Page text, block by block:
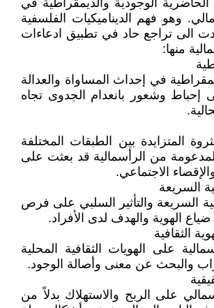
الحاضرية الوجودية والديمقراطية في
وهو فهم الديناميكيات الفلسفية
أدت الى تراجع حاد في تطبيق ادعاءات
منها:
في إحداث المساواة والعدالة
إحباط وشعور بانعدام الجدوى تجاه
المتزايدة بين الطبقات المختلفة
من الرأسمالية قد بعثت على
الاجتماعي.
السريعة
السريعة والتأثير السلبي على فرص
الهوية والهدف لدى الأفراد.
الثقافية
على الهويات الثقافية المحلية
والبحث عن معنى وأصالة الوجود.
على الربح والاستهلاك بدلاً من